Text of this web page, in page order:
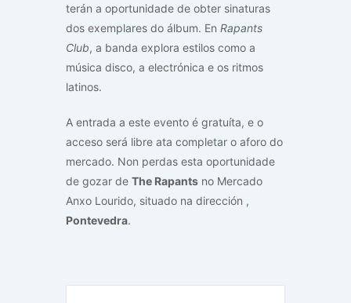
terán a oportunidade de obter sinaturas
dos exemplares do álbum. En Rapants
Club, a banda explora estilos como a
música disco, a electrónica e os ritmos
latinos.
A entrada a este evento é gratuíta, e o
acceso será libre ata completar o aforo do
mercado. Non perdas esta oportunidade
de gozar de The Rapants no Mercado
Anxo Lourido, situado na dirección ,
Pontevedra.